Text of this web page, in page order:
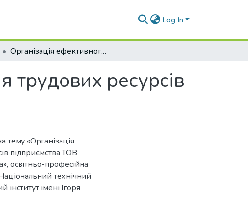
Log In
Організація ефективного використання трудових ресурсів підприємства
трудових ресурсів
тему «Організація
підприємства ТОВ
освітньо-професійна
технічний
інститут імені Ігоря